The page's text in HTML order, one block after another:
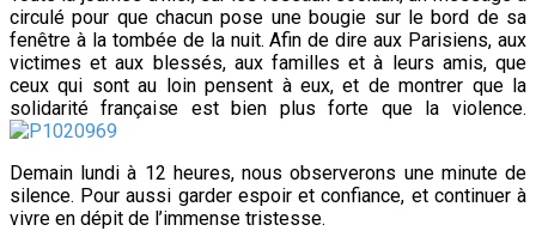
circulé pour que chacun pose une bougie sur le bord de sa
fenêtre à la tombée de la nuit. Afin de dire aux Parisiens, aux
victimes et aux blessés, aux familles et à leurs amis, que
ceux qui sont au loin pensent à eux, et de montrer que la
solidarité française est bien plus forte que la violence.
Demain lundi à 12 heures, nous observerons une minute de
silence. Pour aussi garder espoir et confiance, et continuer à
vivre en dépit de l’immense tristesse.